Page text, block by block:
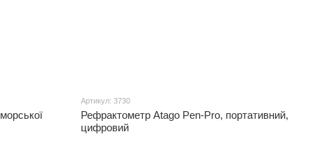
Артикул: 3730
Рефрактометр Atago Pen-Pro, портативний,
цифровий